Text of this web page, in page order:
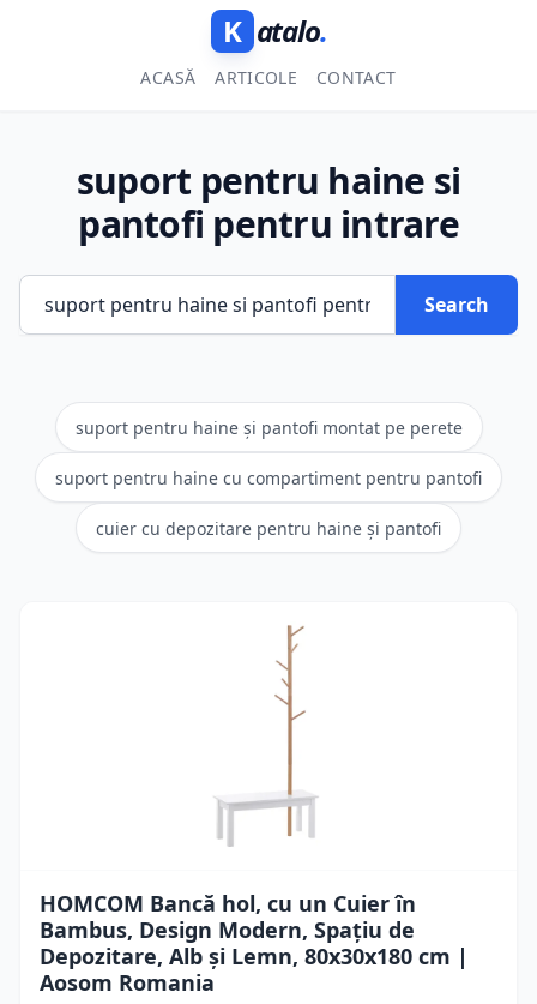
K atalo.
ACASĂ ARTICOLE CONTACT
suport pentru haine si
pantofi pentru intrare
Search
suport pentru haine și pantofi montat pe perete
suport pentru haine cu compartiment pentru pantofi
cuier cu depozitare pentru haine și pantofi
HOMCOM Bancă hol, cu un Cuier în
Bambus, Design Modern, Spațiu de
Depozitare, Alb și Lemn, 80x30x180 cm |
Aosom Romania